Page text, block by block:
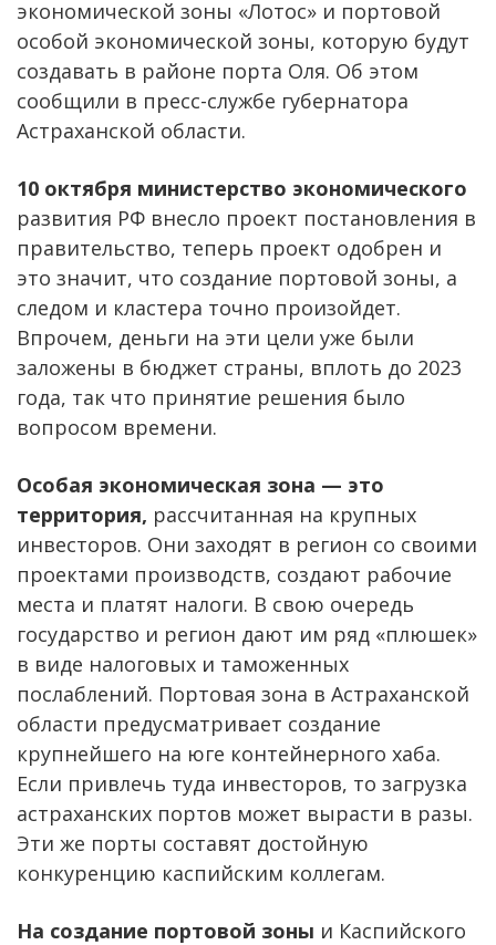
экономической зоны «Лотос» и портовой
особой экономической зоны, которую будут
создавать в районе порта Оля. Об этом
сообщили в пресс-службе губернатора
Астраханской области.
10 октября министерство экономического
развития РФ внесло проект постановления в
правительство, теперь проект одобрен и
это значит, что создание портовой зоны, а
следом и кластера точно произойдет.
Впрочем, деньги на эти цели уже были
заложены в бюджет страны, вплоть до 2023
года, так что принятие решения было
вопросом времени.
Особая экономическая зона — это
территория, рассчитанная на крупных
инвесторов. Они заходят в регион со своими
проектами производств, создают рабочие
места и платят налоги. В свою очередь
государство и регион дают им ряд «плюшек»
в виде налоговых и таможенных
послаблений. Портовая зона в Астраханской
области предусматривает создание
крупнейшего на юге контейнерного хаба.
Если привлечь туда инвесторов, то загрузка
астраханских портов может вырасти в разы.
Эти же порты составят достойную
конкуренцию каспийским коллегам.
На создание портовой зоны и Каспийского